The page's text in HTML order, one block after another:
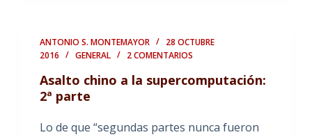
ANTONIO S. MONTEMAYOR
28 OCTUBRE
2016
GENERAL 2 COMENTARIOS
Asalto chino a la supercomputación:
2ª parte
Lo de que “segundas partes nunca fueron